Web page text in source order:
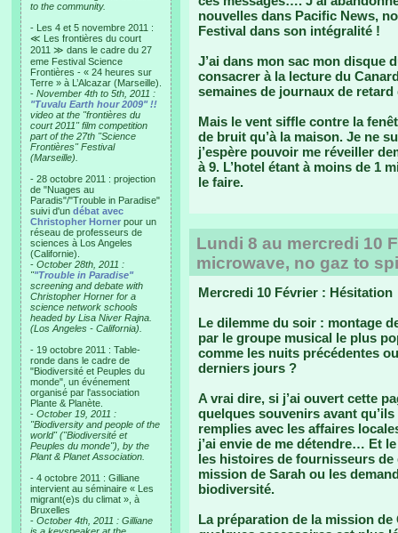
to the community.
- Les 4 et 5 novembre 2011 :
≪ Les frontières du court
2011 ≫ dans le cadre du 27
eme Festival Science
Frontières - « 24 heures sur
Terre » à L’Alcazar (Marseille).
- November 4th to 5th, 2011 :
"Tuvalu Earth hour 2009" !!
video at the "frontières du
court 2011" film competition
part of the 27th "Science
Frontières" Festival
(Marseille).
- 28 octobre 2011 : projection
de "Nuages au
Paradis"/"Trouble in Paradise"
suivi d'un débat avec
Christopher Horner pour un
réseau de professeurs de
sciences à Los Angeles
(Californie).
- October 28th, 2011 :
""Trouble in Paradise"
screening and debate with
Christopher Horner for a
science network schools
headed by Lisa Niver Rajna.
(Los Angeles - California).
- 19 octobre 2011 : Table-
ronde dans le cadre de
"Biodiversité et Peuples du
monde", un événement
organisé par l'association
Plante & Planète.
- October 19, 2011 :
"Biodiversity and people of the
world" ("Biodiversité et
Peuples du monde"), by the
Plant & Planet Association.
- 4 octobre 2011 : Gilliane
intervient au séminaire « Les
migrant(e)s du climat », à
Bruxelles
- October 4th, 2011 : Gilliane
nouvelles dans Pacific News,
Festival dans son intégralité !
J’ai dans mon sac mon disque
consacrer à la lecture du
semaines de journaux de
Mais le vent siffle contre la
de bruit qu’à la maison. Je ne
j’espère pouvoir me réveiller
à 9. L’hotel étant à moins de 1
le faire.
Lundi 8 au mercredi 10
microwave, no gaz to
Mercredi 10 Février : Hésitation
Le dilemme du soir : montage
par le groupe musical le plus
comme les nuits précédentes
derniers jours ?
A vrai dire, si j’ai ouvert cette
quelques souvenirs avant
remplies avec les affaires
j’ai envie de me détendre… Et
les histoires de fournisseurs
mission de Sarah ou les
biodiversité.
La préparation de la mission